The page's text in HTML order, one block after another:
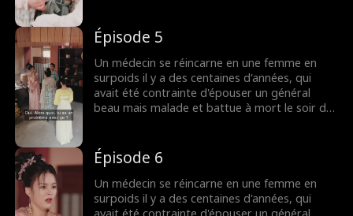
pleinement de cette nouvelle vie en se
concentrant sur sa carrière. Finalement, elle
devient belle et réussie, tandis que son mari
général, maintenant insécurisé, implore son
attention...
Épisode 5
Un médecin se réincarne en une femme en
surpoids il y a des centaines d'années, qui
avait été contrainte d'épouser un général
beau mais malade et battue à mort le soir de
pleinement de cette nouvelle vie en se
concentrant sur sa carrière. Finalement, elle
devient belle et réussie, tandis que son mari
général, maintenant insécurisé, implore son
attention...
Épisode 6
Un médecin se réincarne en une femme en
surpoids il y a des centaines d'années, qui
avait été contrainte d'épouser un général